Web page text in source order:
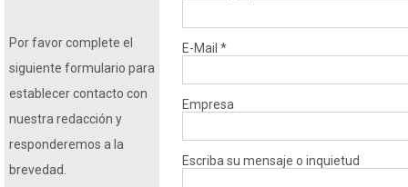
Por favor complete el
siguiente formulario para
establecer contacto con
nuestra redacción y
responderemos a la
brevedad.
E-Mail *
Empresa
Escriba su mensaje o inquietud